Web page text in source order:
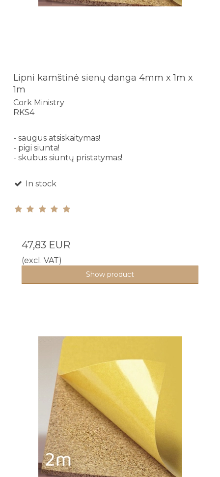
Lipni kamštinė sienų danga 4mm x 1m x
1m
Cork Ministry
RKS4
- saugus atsiskaitymas!
- pigi siunta!
- skubus siuntų pristatymas!
In stock
47,83 EUR
(excl. VAT)
Show product